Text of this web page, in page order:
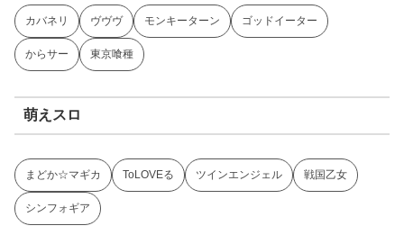
カバネリ ヴヴヴ モンキーターン ゴッドイーター
からサー 東京喰種
萌えスロ
まどか☆マギカ ToLOVEる ツインエンジェル 戦国乙女
シンフォギア